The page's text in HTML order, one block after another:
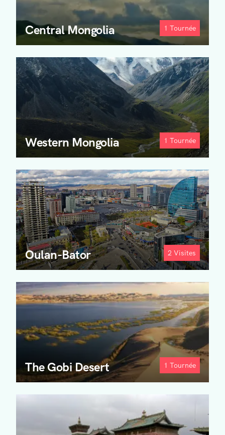
Central Mongolia 1 Tournée
Western Mongolia 1 Tournée
Oulan-Bator 2 Visites
The Gobi Desert 1 Tournée